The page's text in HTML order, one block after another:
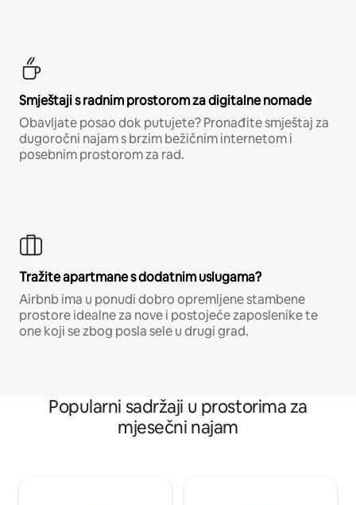
Smještaji s radnim prostorom za digitalne nomade
Obavljate posao dok putujete? Pronađite smještaj za
dugoročni najam s brzim bežičnim internetom i
posebnim prostorom za rad.
Tražite apartmane s dodatnim uslugama?
Airbnb ima u ponudi dobro opremljene stambene
prostore idealne za nove i postojeće zaposlenike te
one koji se zbog posla sele u drugi grad.
Popularni sadržaji u prostorima za
mjesečni najam